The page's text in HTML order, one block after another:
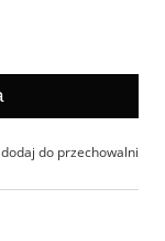
dodaj do przechowalni